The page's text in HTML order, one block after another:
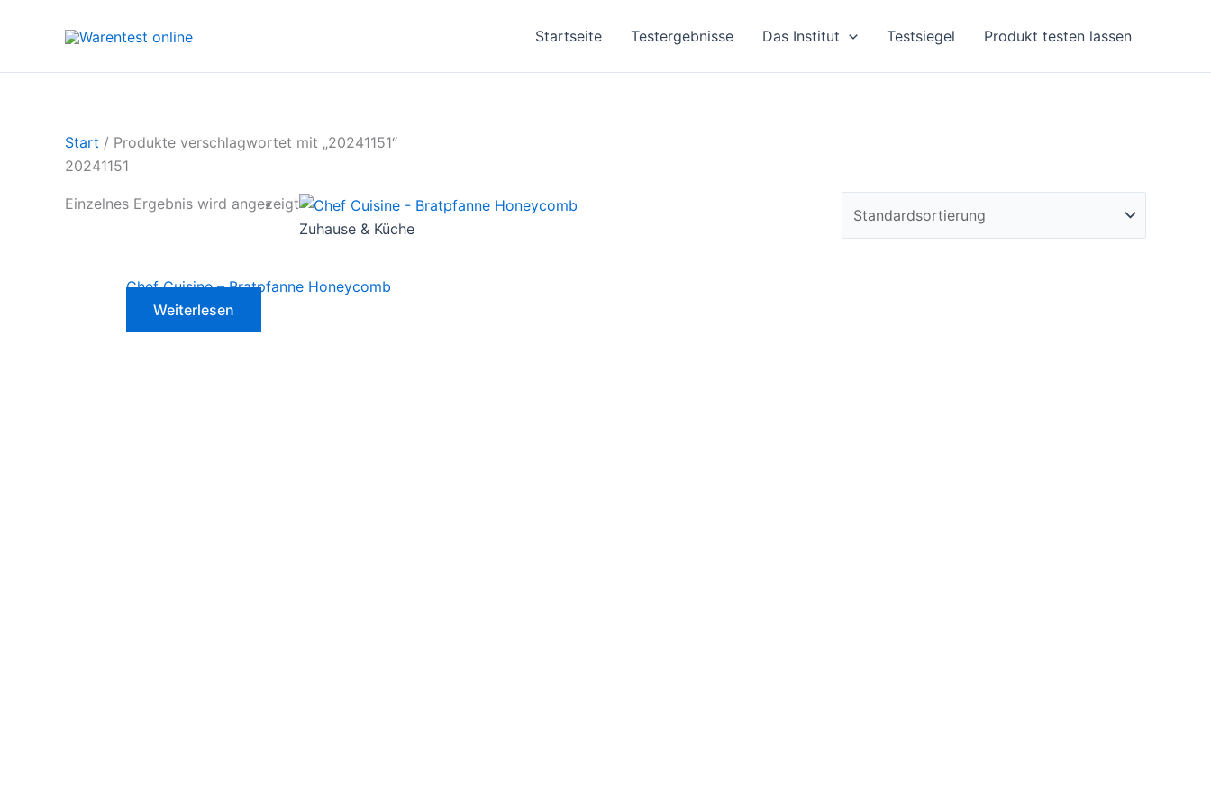
Startseite Testergebnisse Das Institut Testsiegel Produkt testen lassen
Start / Produkte verschlagwortet mit „20241151“
20241151
Einzelnes Ergebnis wird angezeigt
Zuhause & Küche
Chef Cuisine – Bratpfanne Honeycomb
Weiterlesen